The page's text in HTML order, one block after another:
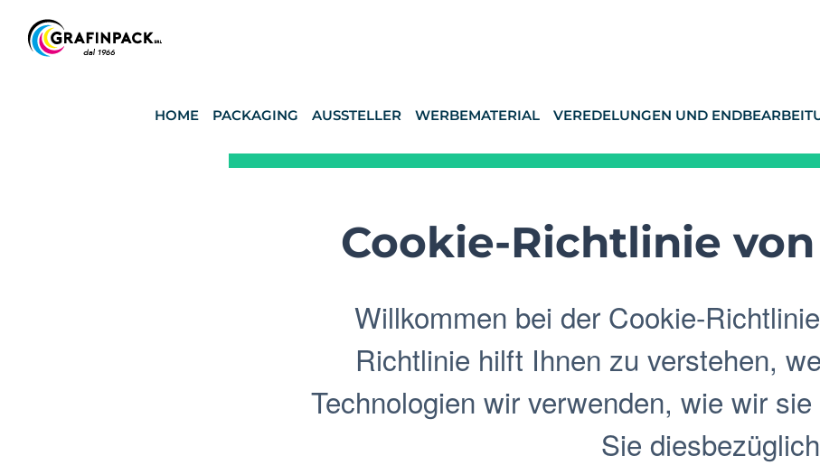
content
HOME PACKAGING AUSSTELLER WERBEMATERIAL VEREDELUNGEN UND
Cookie-Richtlinie
Willkommen bei der Cookie-
Richtlinie hilft Ihnen zu verstehen,
Technologien wir verwenden, wie wir
Sie